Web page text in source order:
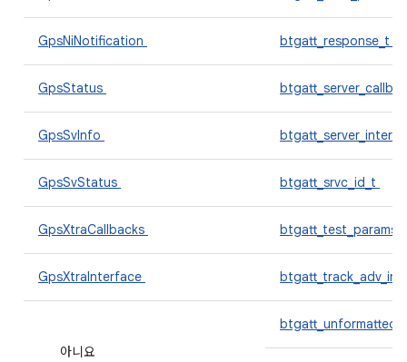
GpsNiNotification btgatt_response_t
GpsStatus
GpsSvInfo
GpsSvStatus btgatt_srvc_id_t
GpsXtraCallbacks
GpsXtraInterface
아니요